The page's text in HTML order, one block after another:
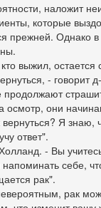
наложит
которые
прежней. Однако
выжил, остается
- говорит
осмотр, они
Я знаю,
ответ".
- Вы
напоминать себе,
рак".
рак